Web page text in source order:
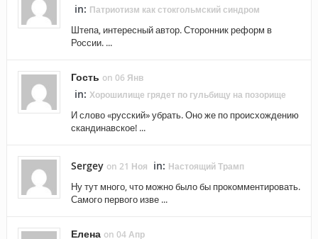
in: Патриотизм как стокгольмский синдром
Штепа, интересный автор. Сторонник реформ в
России. ...
Гость on 06 Янв
in: Хорошилище грядет по гульбищу на позорище
И слово «русский» убрать. Оно же по происхождению
скандинавское! ...
Sergey on 21 Ноя in: Настоящий Трамп
Ну тут много, что можно было бы прокомментировать.
Самого первого изве ...
Елена on 04 Апр